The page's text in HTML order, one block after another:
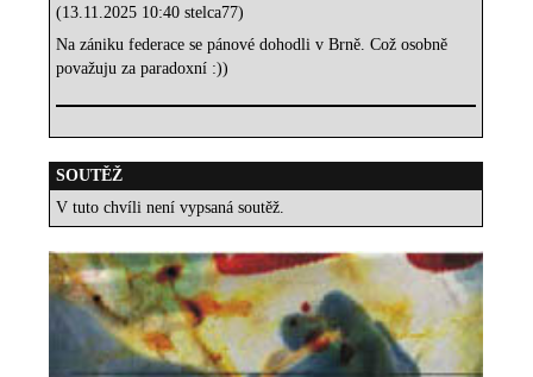
(13.11.2025 10:40 stelca77)
Na zániku federace se pánové dohodli v Brně. Což osobně
považuju za paradoxní :))
SOUTĚŽ
V tuto chvíli není vypsaná soutěž.